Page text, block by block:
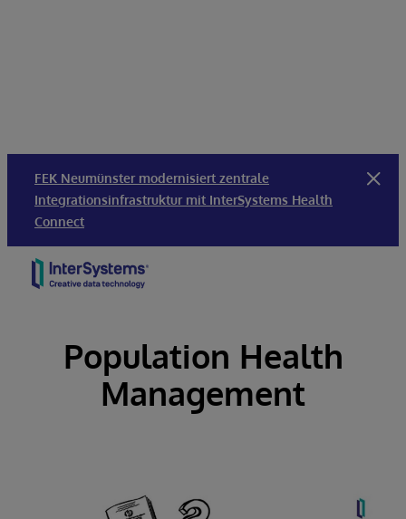
FEK Neumünster modernisiert zentrale
Integrationsinfrastruktur mit InterSystems Health
Connect
Skip to content
Population Health
Management